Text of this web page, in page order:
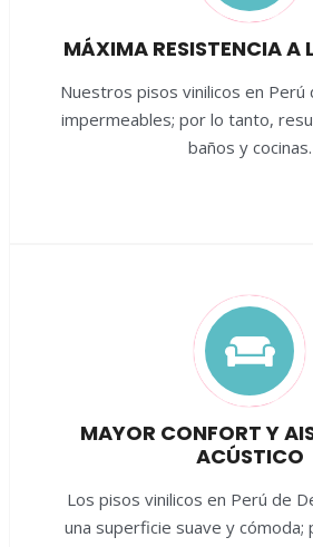
MÁXIMA RESISTENCIA A
Nuestros pisos vinilicos en
impermeables; por lo tanto,
baños y cocinas.
MAYOR CONFORT Y
ACÚSTICO
Los pisos vinilicos en Perú de
una superficie suave y cómoda;